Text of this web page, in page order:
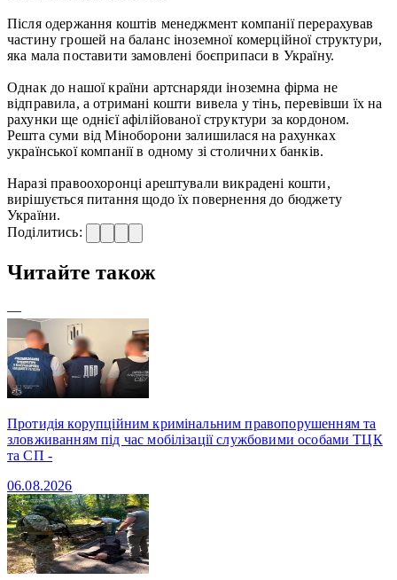
Після одержання коштів менеджмент компанії перерахував
частину грошей на баланс іноземної комерційної структури,
яка мала поставити замовлені боєприпаси в Україну.
Однак до нашої країни артснаряди іноземна фірма не
відправила, а отримані кошти вивела у тінь, перевівши їх на
рахунки ще однієї афілійованої структури за кордоном.
Решта суми від Міноборони залишилася на рахунках
української компанії в одному зі столичних банків.
Наразі правоохоронці арештували викрадені кошти,
вирішується питання щодо їх повернення до бюджету
України.
Поділитись:
Читайте також
—
Протидія корупційним кримінальним правопорушенням та
зловживанням під час мобілізації службовими особами ТЦК
та СП -
06.08.2026